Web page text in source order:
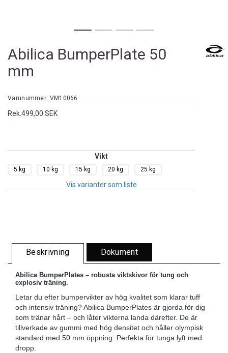
Abilica BumperPlate 50
mm
Varunummer: VM10066
Rek.499,00 SEK
Vikt
5 kg 10 kg 15 kg 20 kg 25 kg
Vis varianter som liste
Beskrivning Dokument
Abilica BumperPlates – robusta viktskivor för tung och
explosiv träning.
Letar du efter bumpervikter av hög kvalitet som klarar tuff
och intensiv träning? Abilica BumperPlates är gjorda för dig
som tränar hårt – och låter vikterna landa därefter. De är
tillverkade av gummi med hög densitet och håller olympisk
standard med 50 mm öppning. Perfekta för tunga lyft med
dropp.